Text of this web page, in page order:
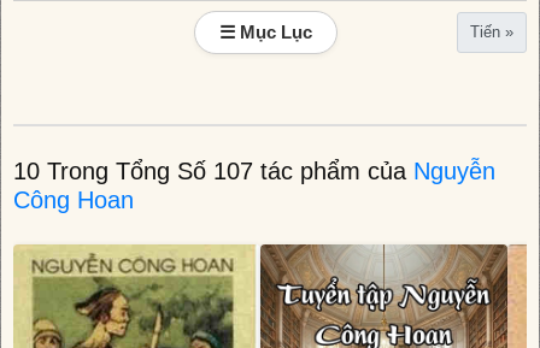
☰ Mục Lục Tiến »
10 Trong Tổng Số 107 tác phẩm của Nguyễn
Công Hoan